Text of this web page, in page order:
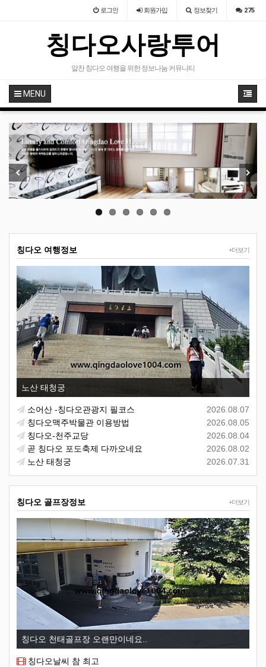
로그인 회원가입 정보찾기 275
칭다오사랑투어
알찬 칭다오 여행을 위한 정보나눔 커뮤니티
MENU
Previous Next
+더보기
칭다오 여행정보
노산 태청궁
2026.08.07
소어산 -칭다오관광지 필코스
2026.08.05
칭다오맥주박물관 이용방법
2026.08.04
칭다오-천주교당
2026.08.02
곧 칭다오 포도축제 다까오네요
2026.07.31
노산 태청궁
+더보기
칭다오 골프장정보
칭다오 천태골프장 오랜만이네요..
칭다오날씨 참 최고